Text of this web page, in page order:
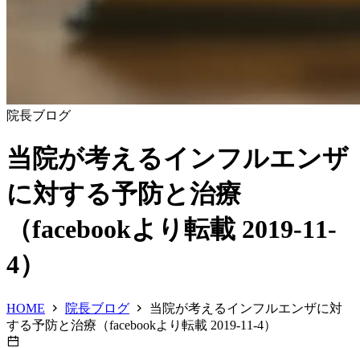
院長ブログ
当院が考えるインフルエンザ
に対する予防と治療
（facebookより転載 2019-11-
4）
HOME 院長ブログ
当院が考えるインフルエンザに対
する予防と治療（facebookより転載 2019-11-4）